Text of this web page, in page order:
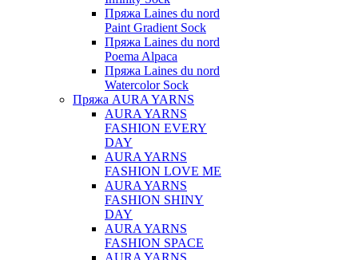
Пряжа Laines du nord
Paint Gradient Sock
Пряжа Laines du nord
Poema Alpaca
Пряжа Laines du nord
Watercolor Sock
Пряжа AURA YARNS
AURA YARNS
FASHION EVERY
DAY
AURA YARNS
FASHION LOVE ME
AURA YARNS
FASHION SHINY
DAY
AURA YARNS
FASHION SPACE
AURA YARNS